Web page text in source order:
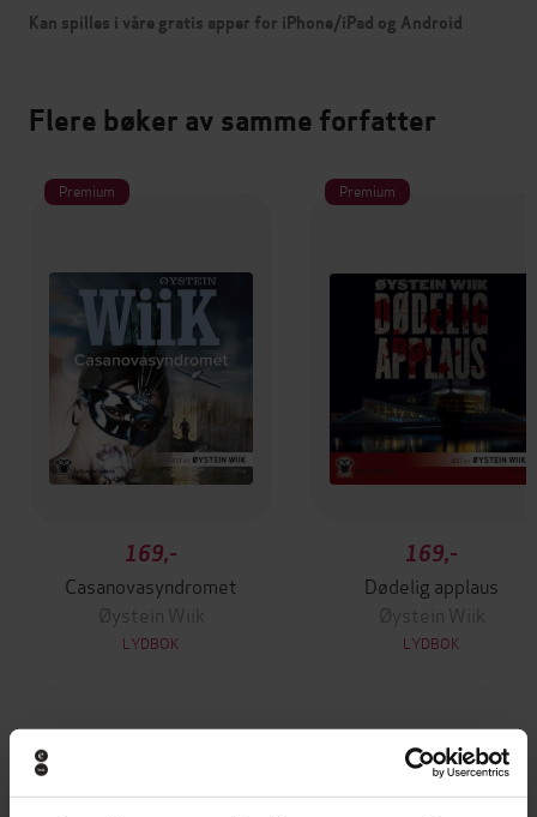
Kan spilles i våre gratis apper for iPhone/iPad og Android
Flere bøker av samme forfatter
Premium
169,-
Casanovasyndromet
Øystein Wiik
LYDBOK
Premium
169,-
Dødelig applaus
Øystein Wiik
LYDBOK
Andre har også kjøpt